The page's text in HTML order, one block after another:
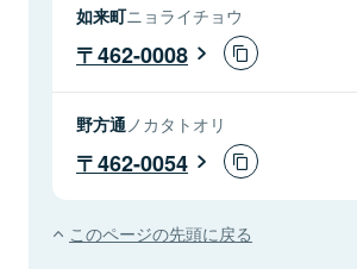
如来町ニョライチョウ
462-0008
野方通 ノカタトオリ
462-0054
このページの先頭に戻る